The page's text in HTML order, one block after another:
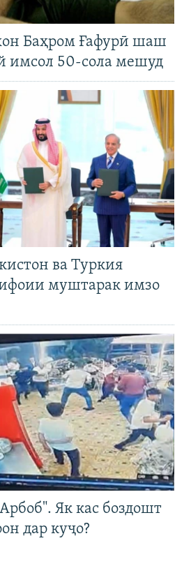
Баҳром Ғафурӣ шаш
имсол 50-сола мешуд
ва Туркия
муштарак имзо
Як кас боздошт
дар куҷо?